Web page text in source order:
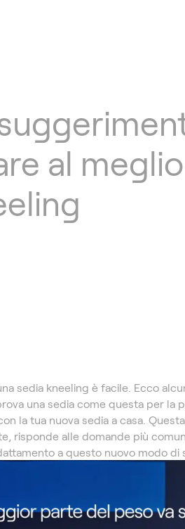
al
sedia kneeling è facile. Ecco
una sedia come questa per la
la tua nuova sedia a casa.
risponde alle domande più
a questo nuovo modo di